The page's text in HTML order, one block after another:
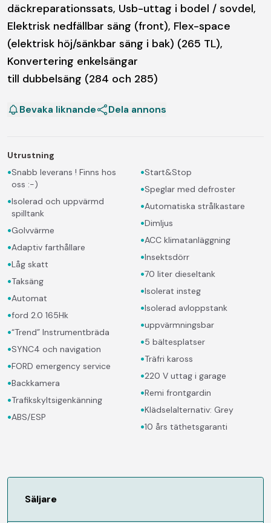
däckreparationssats, Usb-uttag i bodel / sovdel,
Elektrisk nedfällbar säng (front), Flex-space
(elektrisk höj/sänkbar säng i bak) (265 TL),
Konvertering enkelsängar
till dubbelsäng (284 och 285)
Bevaka liknande Dela annons
Utrustning
•Snabb leverans ! Finns hos
oss :-)
•Isolerad och uppvärmd
spilltank
•Golvvärme
•Adaptiv farthållare
•Låg skatt
•Taksäng
•Automat
•ford 2.0 165Hk
•“Trend” Instrumentbräda
•SYNC4 och navigation
•FORD emergency service
•Backkamera
•Trafikskyltsigenkänning
•ABS/ESP
•Start&Stop
•Speglar med defroster
•Automatiska strålkastare
•Dimljus
•ACC klimatanläggning
•Insektsdörr
•70 liter dieseltank
•Isolerat insteg
•Isolerad avloppstank
•uppvärmningsbar
•5 bältesplatser
•Träfri kaross
•220 V uttag i garage
•Remi frontgardin
•Klädselalternativ: Grey
•10 års täthetsgaranti
Säljare